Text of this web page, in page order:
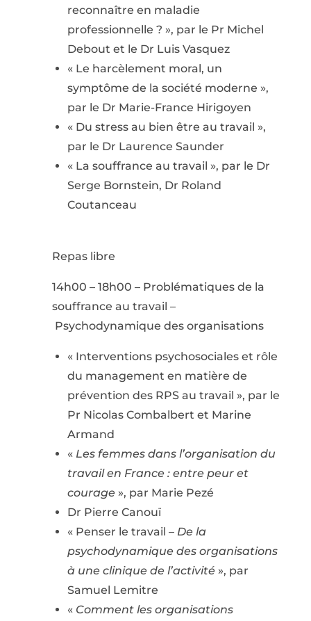
reconnaître en maladie
professionnelle ? », par le Pr Michel
Debout et le Dr Luis Vasquez
« Le harcèlement moral, un
symptôme de la société moderne »,
par le Dr Marie-France Hirigoyen
« Du stress au bien être au travail »,
par le Dr Laurence Saunder
« La souffrance au travail », par le Dr
Serge Bornstein, Dr Roland
Coutanceau
Repas libre
14h00 – 18h00 – Problématiques de la
souffrance au travail –
Psychodynamique des organisations
« Interventions psychosociales et rôle
du management en matière de
prévention des RPS au travail », par le
Pr Nicolas Combalbert et Marine
Armand
« Les femmes dans l’organisation du
travail en France : entre peur et
courage», par Marie Pezé
Dr Pierre Canouï
« Penser le travail – De la
psychodynamique des organisations
à une clinique de l’activité», par
Samuel Lemitre
« Comment les organisations